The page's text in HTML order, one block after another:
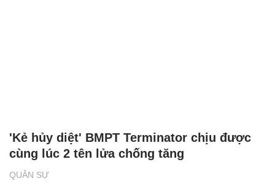
QUÂN SỰ
'Kẻ hủy diệt' BMPT Terminator chịu được
cùng lúc 2 tên lửa chống tăng